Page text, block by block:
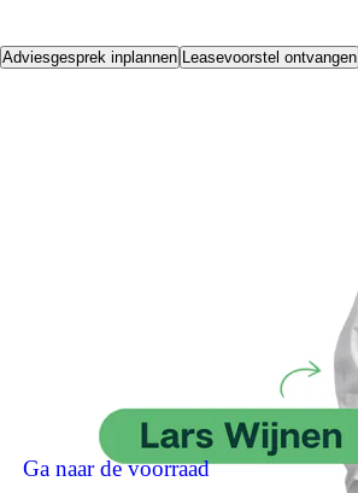
Adviesgesprek inplannen Leasevoorstel ontvangen
Ga naar de voorraad